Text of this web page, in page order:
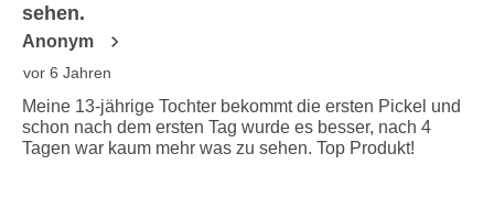
sehen.
Anonym
vor 6 Jahren
Meine 13-jährige Tochter bekommt die ersten Pickel und
schon nach dem ersten Tag wurde es besser, nach 4
Tagen war kaum mehr was zu sehen. Top Produkt!